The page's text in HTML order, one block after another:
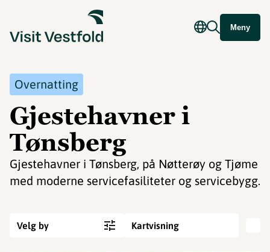
Meny
Overnatting
Gjestehavner i
Tønsberg
Gjestehavner i Tønsberg, på Nøtterøy og Tjøme
med moderne servicefasiliteter og servicebygg.
Velg by Kartvisning